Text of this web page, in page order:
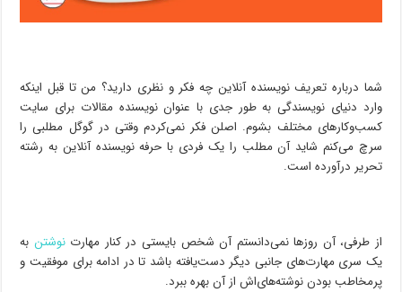
شما درباره تعریف نویسنده آنلاین چه فکر و نظری دارید؟ من تا قبل اینکه
وارد دنیای نویسندگی به طور جدی با عنوان نویسنده مقالات برای سایت
کسب‌و‌کارهای مختلف بشوم. اصلن فکر نمی‌کردم وقتی در گوگل مطلبی را
سرچ می‌کنم شاید آن مطلب را یک فردی با حرفه نویسنده آنلاین به رشته
تحریر درآورده است.
از طرفی، آن روزها نمی‌دانستم آن شخص بایستی در کنار مهارت‌نوشتن به
یک سری مهارت‌های جانبی دیگر دست‌یافته باشد تا در ادامه برای موفقیت و
پرمخاطب بودن نوشته‌های‌اش از آن بهره ببرد.